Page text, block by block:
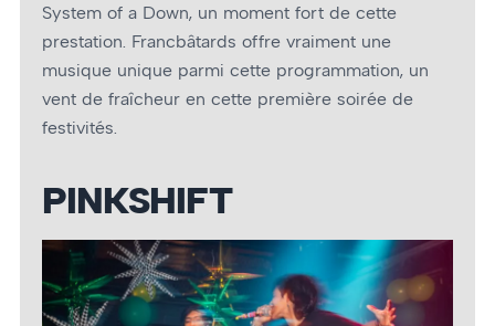
System of a Down, un moment fort de cette
prestation. Francbâtards offre vraiment une
musique unique parmi cette programmation, un
vent de fraîcheur en cette première soirée de
festivités.
PINKSHIFT